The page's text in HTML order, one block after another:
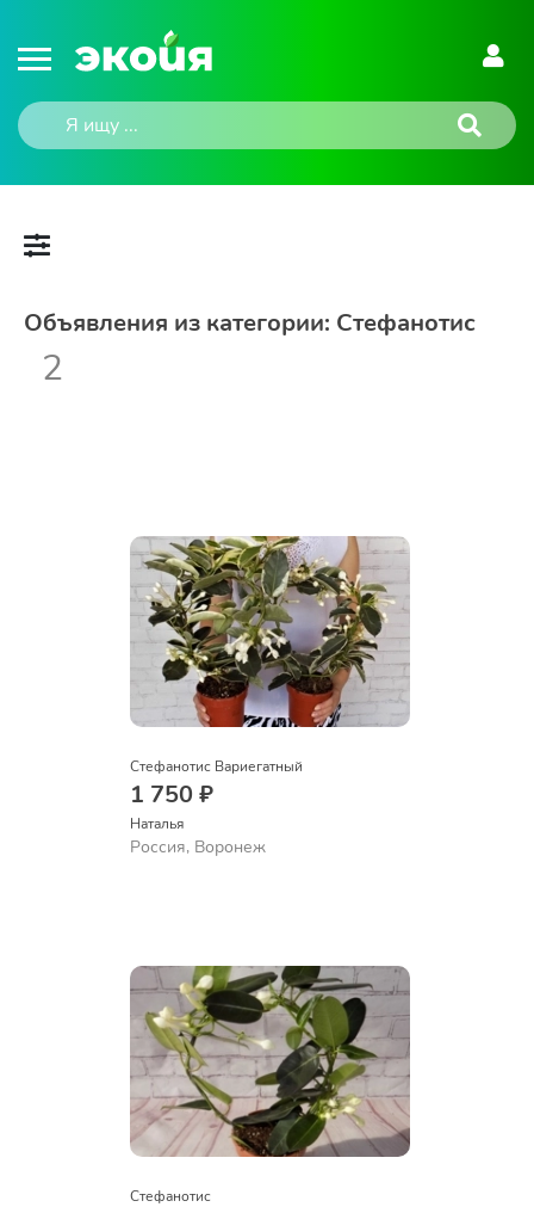
Объявления из категории: Стефанотис
2
Стефанотис Вариегатный
1 750 ₽
Наталья
Россия, Воронеж
Стефанотис